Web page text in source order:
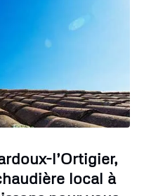
l’Ortigier,
local à